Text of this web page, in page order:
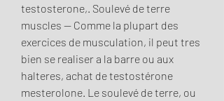
testosterone,. Soulevé de terre
muscles — Comme la plupart des
exercices de musculation, il peut tres
bien se realiser a la barre ou aux
halteres, achat de testostérone
mesterolone. Le soulevé de terre, ou